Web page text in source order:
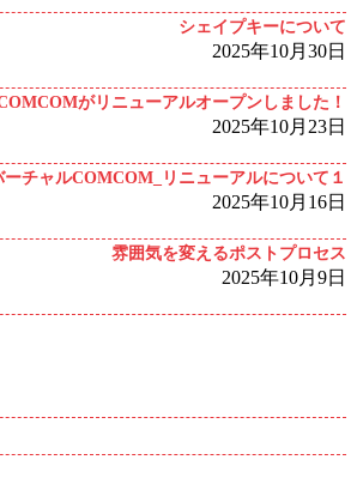
シェイプキーについて
2025年10月30日
がリニューアルオープンしました！
2025年10月23日
ーチャルCOMCOM_リニューアルについて１
2025年10月16日
雰囲気を変えるポストプロセス
2025年10月9日